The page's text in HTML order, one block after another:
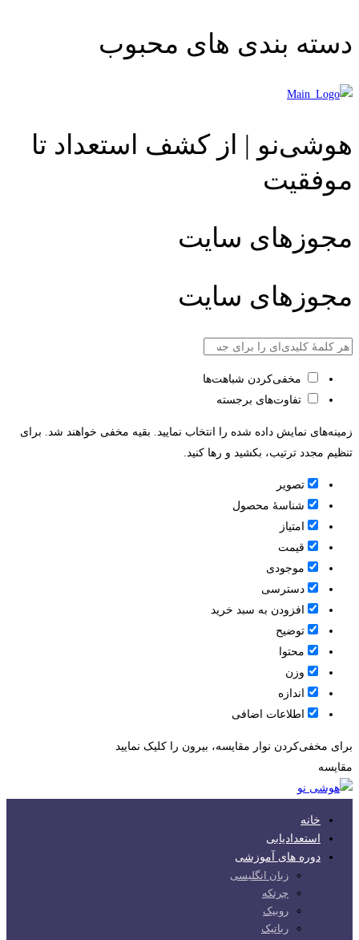
دسته بندی های محبوب
هوشی‌نو | از کشف استعداد تا
موفقیت
مجوزهای سایت
مجوزهای سایت
مخفی‌کردن شباهت‌ها
تفاوت‌های برجسته
زمینه‌های نمایش داده شده را انتخاب نمایید. بقیه مخفی خواهند شد. برای
تنظیم مجدد ترتیب، بکشید و رها کنید.
تصویر
شناسۀ محصول
امتیاز
قيمت
موجودی
دسترسی
افزودن به سبد خرید
توضیح
محتوا
وزن
اندازه
اطلاعات اضافی
برای مخفی‌کردن نوار مقایسه، بیرون را کلیک نمایید
مقایسه
خانه
استعدادیابی
دوره های آموزشی
زبان انگلیسی
چرتکه
روبیک
رباتیک